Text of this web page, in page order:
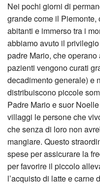
Nei pochi giorni di
grande come il
abitanti e immerso tra i
abbiamo avuto il
padre Mario, che operano
pazienti vengono curati
decadimento generale) e
distribuiscono piccole
Padre Mario e suor
villaggi le persone che
che senza di loro non
mangiare. Questo
spese per assicurare la
per favorire il piccolo
l’acquisto di latte e carne